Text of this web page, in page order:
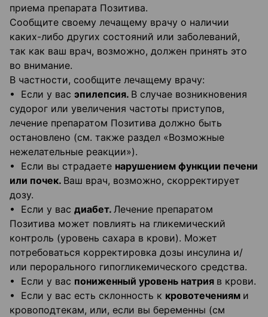
приема препарата Позитива.
Сообщите своему лечащему врачу о наличии
каких-либо других состояний или заболеваний,
так как ваш врач, возможно, должен принять это
во внимание.
В частности, сообщите лечащему врачу:
• Если у вас эпилепсия. В случае возникновения
судорог или увеличения частоты приступов,
лечение препаратом Позитива должно быть
остановлено (см. также раздел «Возможные
нежелательные реакции»).
• Если вы страдаете нарушением функции печени
или почек. Ваш врач, возможно, скорректирует
дозу.
• Если у вас диабет. Лечение препаратом
Позитива может повлиять на гликемический
контроль (уровень сахара в крови). Может
потребоваться корректировка дозы инсулина и/
или перорального гипогликемического средства.
• Если у вас пониженный уровень натрия в крови.
• Если у вас есть склонность к кровотечениям и
кровоподтекам, или, если вы беременны (см